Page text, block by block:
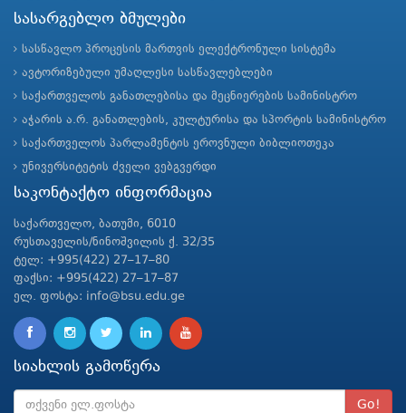
სასარგებლო ბმულები
სასწავლო პროცესის მართვის ელექტრონული სისტემა
ავტორიზებული უმაღლესი სასწავლებლები
საქართველოს განათლებისა და მეცნიერების სამინისტრო
აჭარის ა.რ. განათლების, კულტურისა და სპორტის სამინისტრო
საქართველოს პარლამენტის ეროვნული ბიბლიოთეკა
უნივერსიტეტის ძველი ვებგვერდი
საკონტაქტო ინფორმაცია
საქართველო, ბათუმი, 6010
რუსთაველის/ნინოშვილის ქ. 32/35
ტელ: +995(422) 27–17–80
ფაქსი: +995(422) 27–17–87
ელ. ფოსტა: info@bsu.edu.ge
სიახლის გამოწერა
Go!